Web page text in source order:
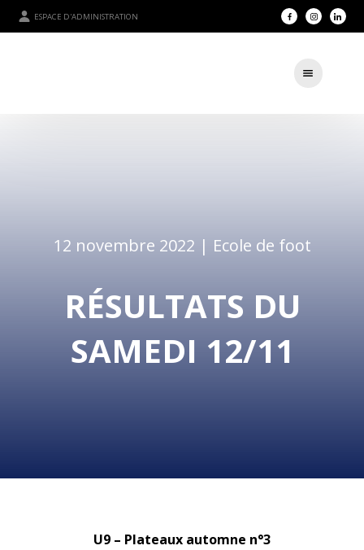
ESPACE D'ADMINISTRATION
12 novembre 2022 | Ecole de foot
RÉSULTATS DU
SAMEDI 12/11
U9 – Plateaux automne n°3